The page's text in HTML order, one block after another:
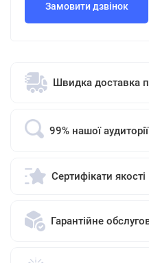
Замовити дзвінок
Швидка доставка
99% нашої
Сертифікати
Гарантійне